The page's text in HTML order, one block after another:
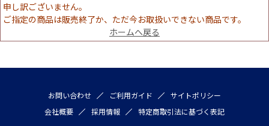
申し訳ございません。
ご指定の商品は販売終了か、ただ今お取扱いできない商品です。
ホームへ戻る
お問い合わせ ご利用ガイド
サイトポリシー
会社概要
採用情報 特定商取引法に基づく表記